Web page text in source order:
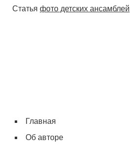
Статья фото детских ансамблей
Главная
Об авторе